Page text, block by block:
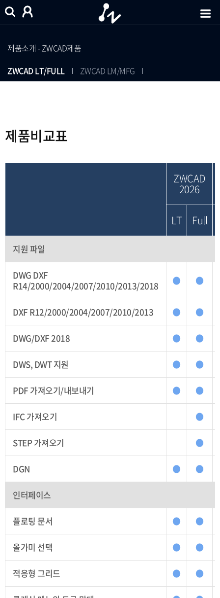
제품소개 - ZWCAD제품
ZWCAD LT/FULL
ZWCAD LM/MFG
제품비교표
ZWCAD
2026
LT Full
지원 파일
DWG DXF
R14/2000/2004/2007/2010/2013/2018
● ●
DXF R12/2000/2004/2007/2010/2013 ● ●
DWG/DXF 2018 ● ●
DWS, DWT 지원 ● ●
PDF 가져오기/내보내기 ● ●
IFC 가져오기 ●
STEP 가져오기 ●
DGN ● ●
인터페이스
플로팅 문서 ● ●
올가미 선택 ● ●
적응형 그리드 ● ●